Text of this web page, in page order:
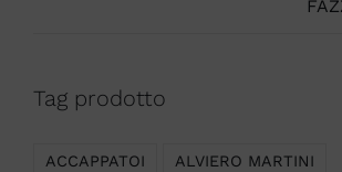
Tag prodotto
ACCAPPATOI ALVIERO MARTINI